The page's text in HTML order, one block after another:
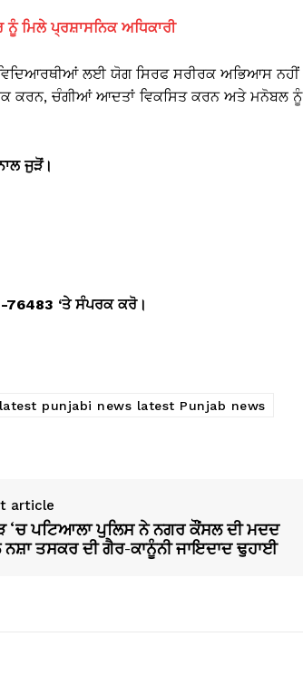
ਮਿਲੇ ਪ੍ਰਸ਼ਾਸਨਿਕ ਅਧਿਕਾਰੀ
ਲਈ ਯੋਗ ਸਿਰਫ ਸਰੀਰਕ ਅਭਿਆਸ ਨਹੀਂ
ਕਰਨ, ਚੰਗੀਆਂ ਆਦਤਾਂ ਵਿਕਸਿਤ ਕਰਨ ਅਤੇ ਮਨੋਬਲ ਨੂੰ
ਜੁੜੋਂ।
‘ਤੇ ਸੰਪਰਕ ਕਰੋ।
punjabi news latest Punjab news
article
‘ਚ ਪਟਿਆਲਾ ਪੁਲਿਸ ਨੇ ਨਗਰ ਕੌਂਸਲ ਦੀ ਮਦਦ
ਨਸ਼ਾ ਤਸਕਰ ਦੀ ਗੈਰ-ਕਾਨੂੰਨੀ ਜਾਇਦਾਦ ਢੁਹਾਈ